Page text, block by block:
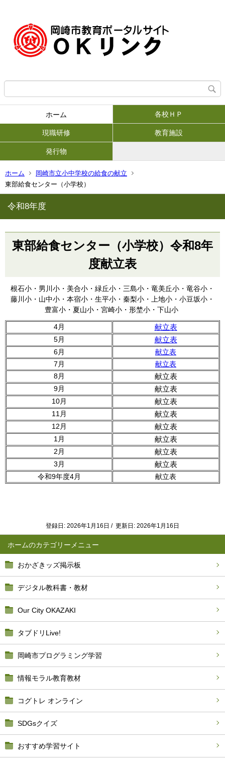
ホーム 各校ＨＰ
現職研修 教育施設
発行物
ホーム
岡崎市立小中学校の給食の献立
東部給食センター（小学校）
ホーム
おかざきッズ掲示板
デジタル教科書・教材
Our City OKAZAKI
タブドリLive!
岡崎市プログラミング学習
情報モラル教育教材
コグトレ オンライン
SDGsクイズ
おすすめ学習サイト
令和8年度
東部給食センター（小学校）令和8年
度献立表
根石小・男川小・美合小・緑丘小・三島小・竜美丘小・竜谷小・
藤川小・山中小・本宿小・生平小・秦梨小・上地小・小豆坂小・
豊富小・夏山小・宮崎小・形埜小・下山小
4月 献立表
5月 献立表
6月
献立表
7月
献立表
8月
献立表
9月 献立表
10月 献立表
11月 献立表
12月 献立表
1月 献立表
2月 献立表
3月 献立表
令和9年度4月 献立表
登録日: 2026年1月16日 / 更新日: 2026年1月16日